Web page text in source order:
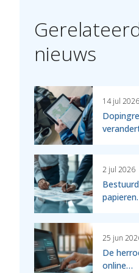
nieuws
14 jul 2026
2 jul 2026
25 jun
De
online…